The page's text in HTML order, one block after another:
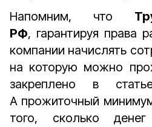
Напомним, что
РФ, гарантируя права
компании начислять
на которую можно
закреплено в
А прожиточный
того, сколько